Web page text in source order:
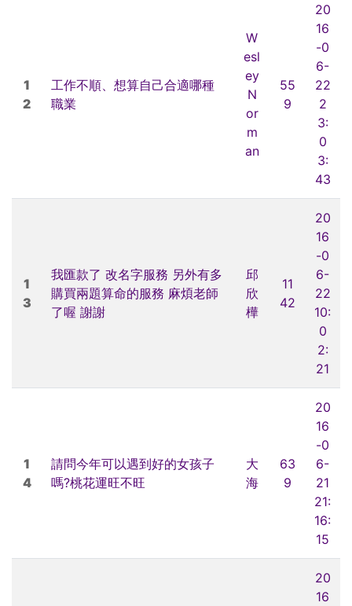
1
2
工作不順、想算自己合適哪種
職業
W
esl
ey
N
or
m
an
55
9
20
16
-0
6-
22
2
3:
0
3:
43
1
3
我匯款了 改名字服務 另外有多
購買兩題算命的服務 麻煩老師
了喔 謝謝
邱
欣
樺
11
42
20
16
-0
6-
22
10:
0
2:
21
1
4
請問今年可以遇到好的女孩子
嗎?桃花運旺不旺
大
海
63
9
20
16
-0
6-
21
21:
16:
15
20
16